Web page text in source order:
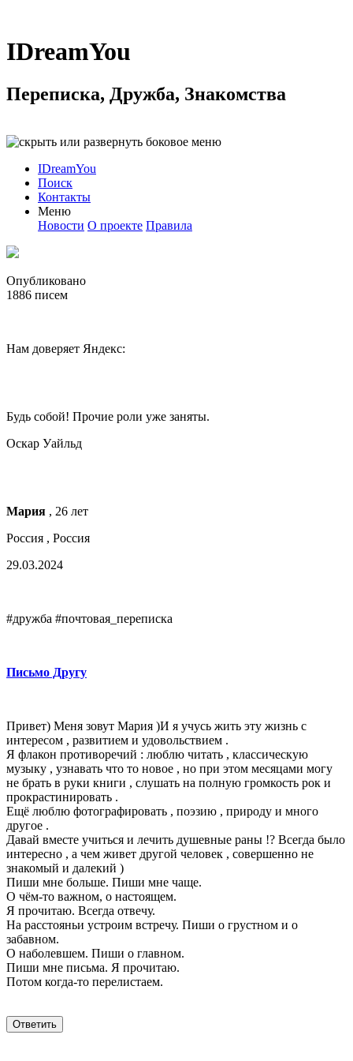
IDreamYou
Переписка, Дружба, Знакомства
IDreamYou
Поиск
Контакты
Меню
Новости О проекте Правила
Опубликовано
1886 писем
Нам доверяет Яндекс:
Будь собой! Прочие роли уже заняты.
Оскар Уайльд
Мария , 26 лет
Россия , Россия
29.03.2024
#дружба #почтовая_переписка
Письмо Другу
Привет) Меня зовут Мария )И я учусь жить эту жизнь с
интересом , развитием и удовольствием .
Я флакон противоречий : люблю читать , классическую
музыку , узнавать что то новое , но при этом месяцами могу
не брать в руки книги , слушать на полную громкость рок и
прокрастинировать .
Ещё люблю фотографировать , поэзию , природу и много
другое .
Давай вместе учиться и лечить душевные раны !? Всегда было
интересно , а чем живет другой человек , совершенно не
знакомый и далекий )
Пиши мне больше. Пиши мне чаще.
О чём-то важном, о настоящем.
Я прочитаю. Всегда отвечу.
На расстояньи устроим встречу. Пиши о грустном и о
забавном.
О наболевшем. Пиши о главном.
Пиши мне письма. Я прочитаю.
Потом когда-то перелистаем.